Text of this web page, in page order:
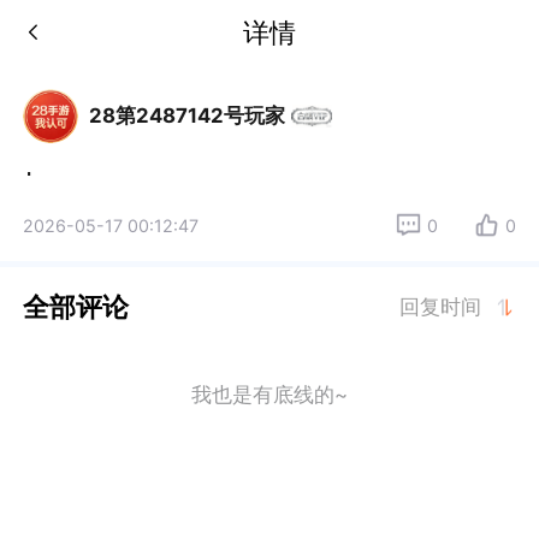
详情
28第2487142号玩家
.
2026-05-17 00:12:47 0 0
全部评论 回复时间
我也是有底线的~